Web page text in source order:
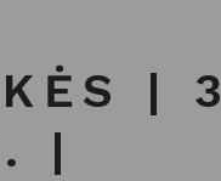
| 3
|